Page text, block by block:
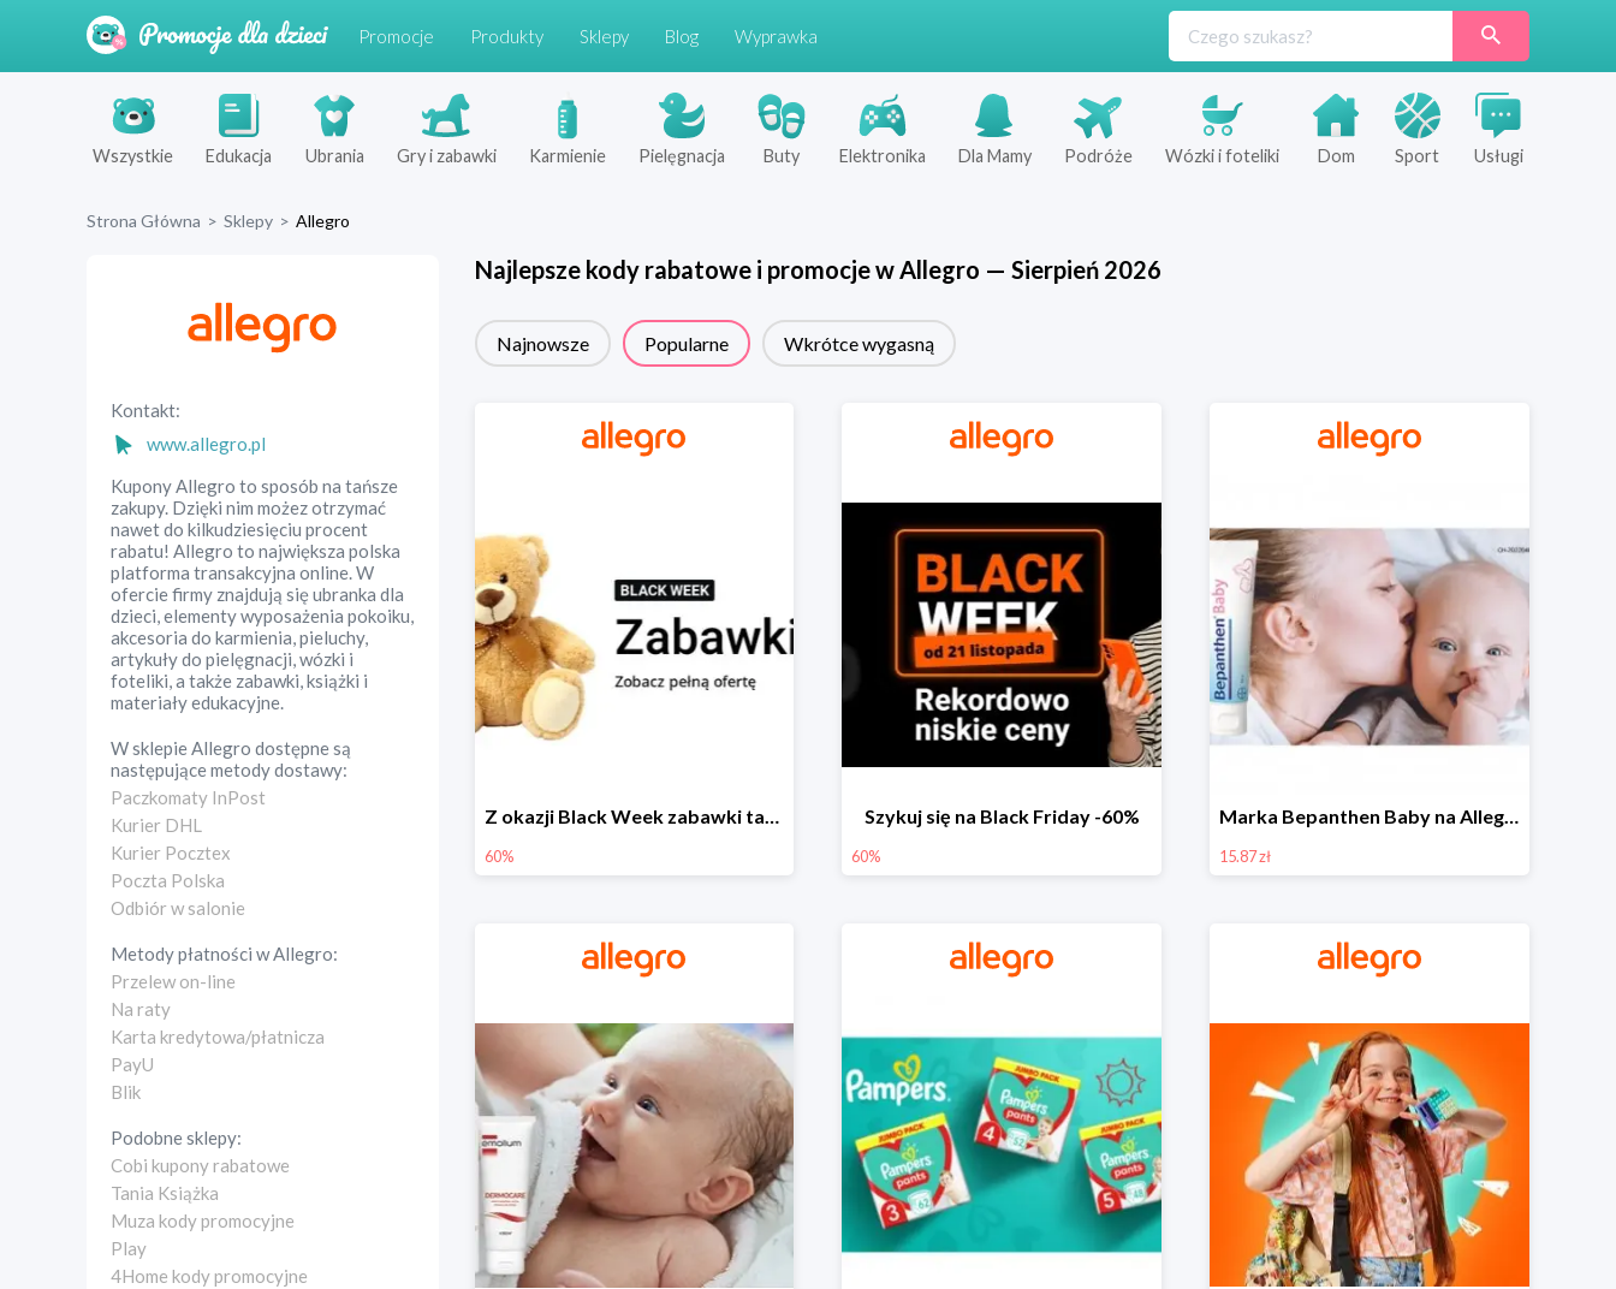
Promocje Produkty Sklepy Blog Wyprawka
Wszystkie Edukacja Ubrania Gry i zabawki Karmienie Pielęgnacja Buty Elektronika Dla Mamy Podróże Wózki i foteliki Dom Sport Usługi
Strona Główna > Sklepy > Allegro
Kontakt:
www.allegro.pl
Kupony Allegro to sposób na tańsze
zakupy. Dzięki nim możez otrzymać
nawet do kilkudziesięciu procent
rabatu! Allegro to największa polska
platforma transakcyjna online. W
ofercie firmy znajdują się ubranka dla
dzieci, elementy wyposażenia pokoiku,
akcesoria do karmienia, pieluchy,
artykuły do pielęgnacji, wózki i
foteliki, a także zabawki, książki i
materiały edukacyjne.
W sklepieAllegro dostępne są
następujące metody dostawy:
Paczkomaty InPost
Kurier DHL
Kurier Pocztex
Poczta Polska
Odbiór w salonie
Metody płatności wAllegro:
Przelew on-line
Na raty
Karta kredytowa/płatnicza
PayU
Blik
Podobne sklepy:
Cobi kupony rabatowe
Tania Książka
Muza kody promocyjne
Play
4Home kody promocyjne
Najlepsze kody rabatowe i promocje wAllegro — Sierpień 2026
Najnowsze Popularne Wkrótce wygasną
Z okazji Black Week zabawki taniej na allegro.pl
60%
Szykuj się na Black Friday -60%
60%
Marka Bepanthen Baby na Allegro od 15,87 zł!
15.87 zł